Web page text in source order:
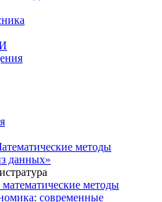
методы
данных»
методы
современные